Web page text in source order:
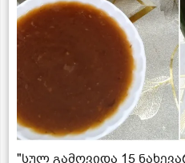
"სულ გამოვიდა 15